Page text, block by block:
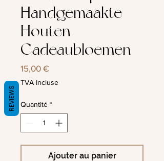
Handgemaakte
Houten
Cadeaubloemen
15,00 €
TVA Incluse
Quantité *
Ajouter au panier
REVIEWS